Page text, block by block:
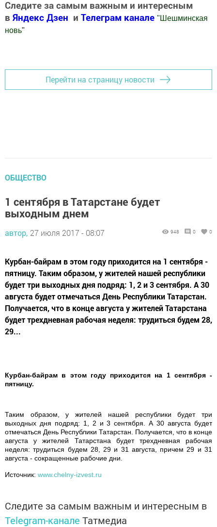
Следите за самым важным и интересным
в Яндекс Дзен и Телеграм канале " Шешминская
новь"
Перейти на страницу новости
ОБЩЕСТВО
1 сентября в Татарстане будет
выходным днем
автор, 27 июля 2017 - 08:07 948 0 0
Курбан-байрам в этом году приходится на 1 сентября -
пятницу. Таким образом, у жителей нашей республики
будет три выходных дня подряд: 1, 2 и 3 сентября. А 30
августа будет отмечаться День Республики Татарстан.
Получается, что в конце августа у жителей Татарстана
будет трехдневная рабочая неделя: трудиться будем 28,
29...
Курбан-байрам в этом году приходится на 1 сентября -
пятницу.
Таким образом, у жителей нашей республики будет три
выходных дня подряд: 1, 2 и 3 сентября. А 30 августа будет
отмечаться День Республики Татарстан. Получается, что в конце
августа у жителей Татарстана будет трехдневная рабочая
неделя: трудиться будем 28, 29 и 31 августа, причем 29 и 31
августа - сокращенные рабочие дни.
Источник: www.chelny-izvest.ru
Следите за самым важным и интересным в
Telegram-канале Татмедиа